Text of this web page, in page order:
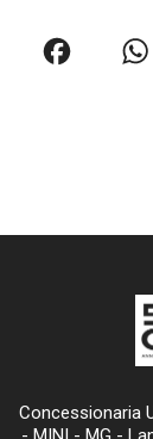
e
Concessionaria